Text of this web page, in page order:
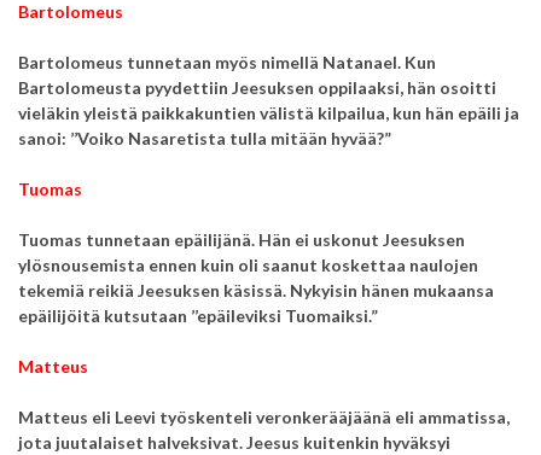
Bartolomeus
Bartolomeus tunnetaan myös nimellä Natanael. Kun
Bartolomeusta pyydettiin Jeesuksen oppilaaksi, hän osoitti
vieläkin yleistä paikkakuntien välistä kilpailua, kun hän epäili ja
sanoi: ’’Voiko Nasaretista tulla mitään hyvää?”
Tuomas
Tuomas tunnetaan epäilijänä. Hän ei uskonut Jeesuksen
ylösnousemista ennen kuin oli saanut koskettaa naulojen
tekemiä reikiä Jeesuksen käsissä. Nykyisin hänen mukaansa
epäilijöitä kutsutaan ’’epäileviksi Tuomaiksi.”
Matteus
Matteus eli Leevi työskenteli veronkerääjäänä eli ammatissa,
jota juutalaiset halveksivat.Jeesus kuitenkin hyväksyi